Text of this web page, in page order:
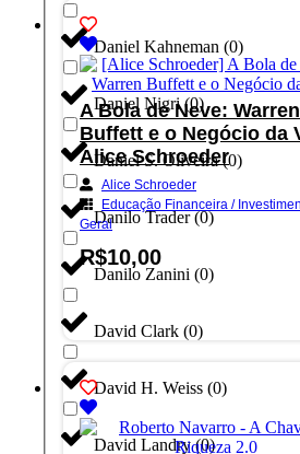
Daniel Kahneman (0)
Daniel Nigri(0)
Daniel S. Oliveira(0)
Danilo Trader(0)
Danilo Zanini (0)
David Clark (0)
David H. Weiss (0)
David Landry(0)
A Bola de Neve: Warren
Buffett e o Negócio da
Alice Schroeder
Alice Schroeder
Educação Financeira /
Geral
R$10,00